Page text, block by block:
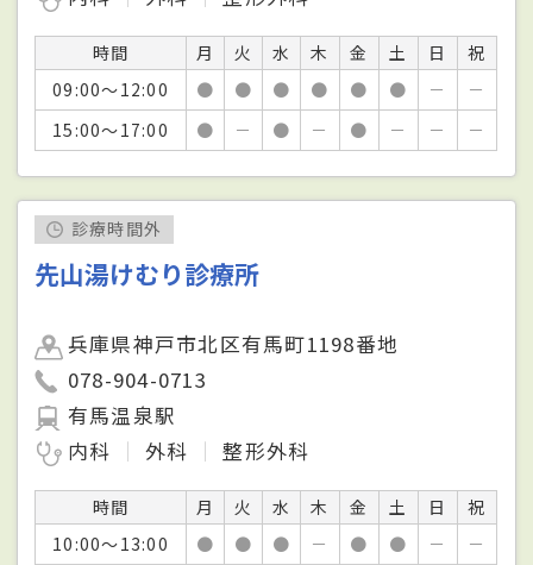
時間 月 火 水 木 金 土 日
祝
09:00～12:00
● ● ● ● ● ● －
－
15:00～17:00
● － ● － ● － － －
診療時間外
先山湯けむり診療所
兵庫県神戸市北区有馬町1198番地
078-904-0713
有馬温泉駅
内科
外科 整形外科
時間 月 火 水 木 金 土 日
祝
10:00～13:00
● ● ● － ● ● －
－